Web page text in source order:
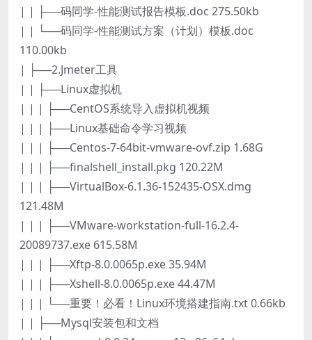
| | ├──码同学-性能测试报告模板.doc 275.50kb
| | └──码同学-性能测试方案（计划）模板.doc
110.00kb
| ├──2.Jmeter工具
| | ├──Linux虚拟机
| | | ├──CentOS系统导入虚拟机视频
| | | ├──Linux基础命令学习视频
| | | ├──Centos-7-64bit-vmware-ovf.zip 1.68G
| | | ├──finalshell_install.pkg 120.22M
| | | ├──VirtualBox-6.1.36-152435-OSX.dmg
121.48M
| | | ├──VMware-workstation-full-16.2.4-
20089737.exe 615.58M
| | | ├──Xftp-8.0.0065p.exe 35.94M
| | | ├──Xshell-8.0.0065p.exe 44.47M
| | | └──重要！必看！Linux环境搭建指南.txt 0.66kb
| | ├──Mysql安装包和文档